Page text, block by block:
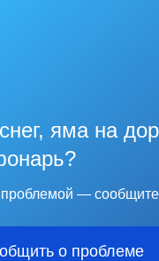
яма на
проблемой —
о проблеме